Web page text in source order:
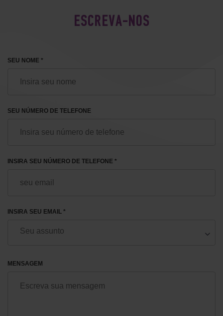
ESCREVA-NOS
SEU NOME *
SEU NÚMERO DE TELEFONE
INSIRA SEU NÚMERO DE TELEFONE *
INSIRA SEU EMAIL *
MENSAGEM